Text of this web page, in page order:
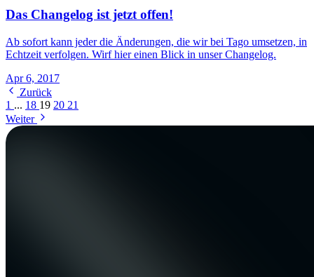
Das Changelog ist jetzt offen!
Ab sofort kann jeder die Änderungen, die wir bei Tago umsetzen, in
Echtzeit verfolgen. Wirf hier einen Blick in unser Changelog.
Apr 6, 2017
Zurück
1 ... 18 19 20 21
Weiter